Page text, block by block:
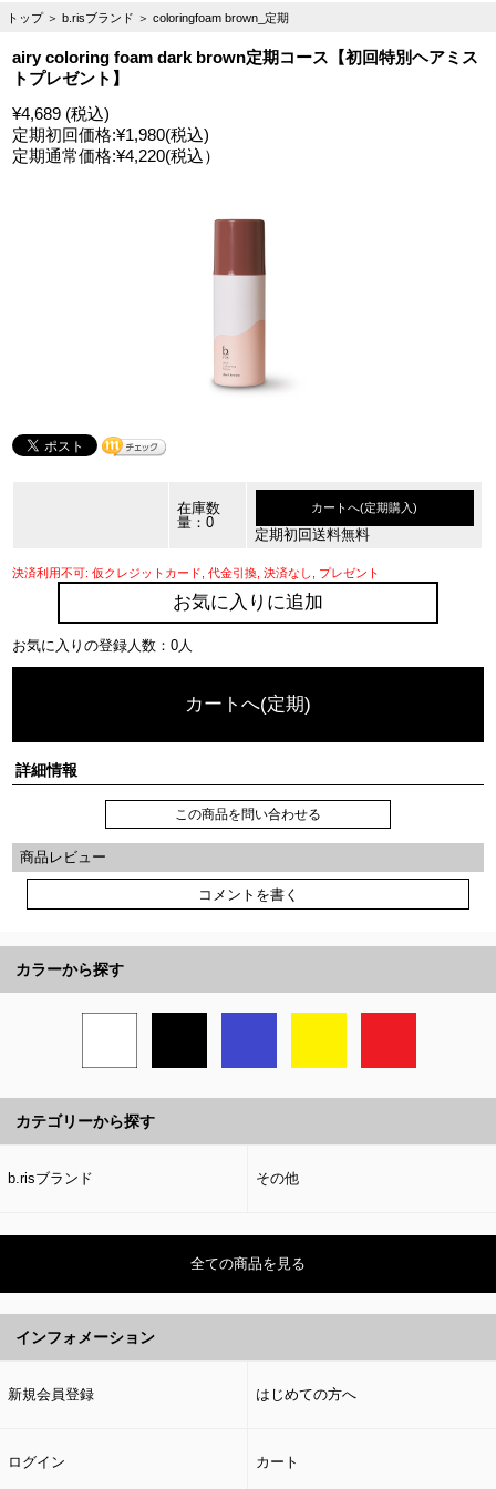
トップ ＞ b.risブランド ＞ coloringfoam brown_定期
airy coloring foam dark brown定期コース【初回特別ヘアミス
トプレゼント】
¥4,689 (税込)
定期初回価格:¥1,980(税込)
定期通常価格:¥4,220(税込）
在庫数
量：0
カートへ(定期購入)
定期初回送料無料
決済利用不可: 仮クレジットカード, 代金引換, 決済なし, プレゼント
お気に入りに追加
お気に入りの登録人数：0人
カートへ(定期)
詳細情報
この商品を問い合わせる
商品レビュー
コメントを書く
カラーから探す
カテゴリーから探す
b.risブランド その他
全ての商品を見る
インフォメーション
新規会員登録 はじめての方へ
ログイン カート